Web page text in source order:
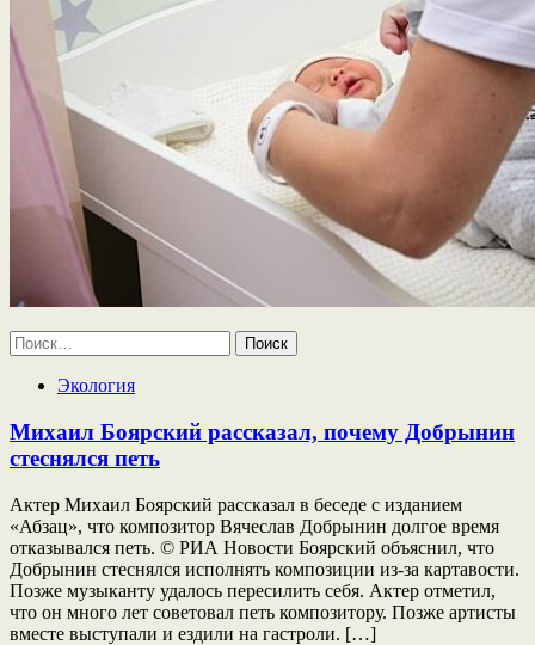
Найти:
Экология
Михаил Боярский рассказал, почему Добрынин
стеснялся петь
Актер Михаил Боярский рассказал в беседе с изданием
«Абзац», что композитор Вячеслав Добрынин долгое время
отказывался петь. © РИА Новости Боярский объяснил, что
Добрынин стеснялся исполнять композиции из-за картавости.
Позже музыканту удалось пересилить себя. Актер отметил,
что он много лет советовал петь композитору. Позже артисты
вместе выступали и ездили на гастроли. […]